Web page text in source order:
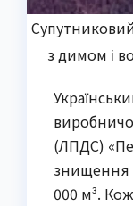
з димом і
(ЛПДС)
знищення
000 м³.